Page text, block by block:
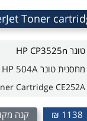
טונר HP CP3525n
מחסנית טונר HP 504A בצבע צהוב
Cartridge CE252A
1138 ₪ קנה